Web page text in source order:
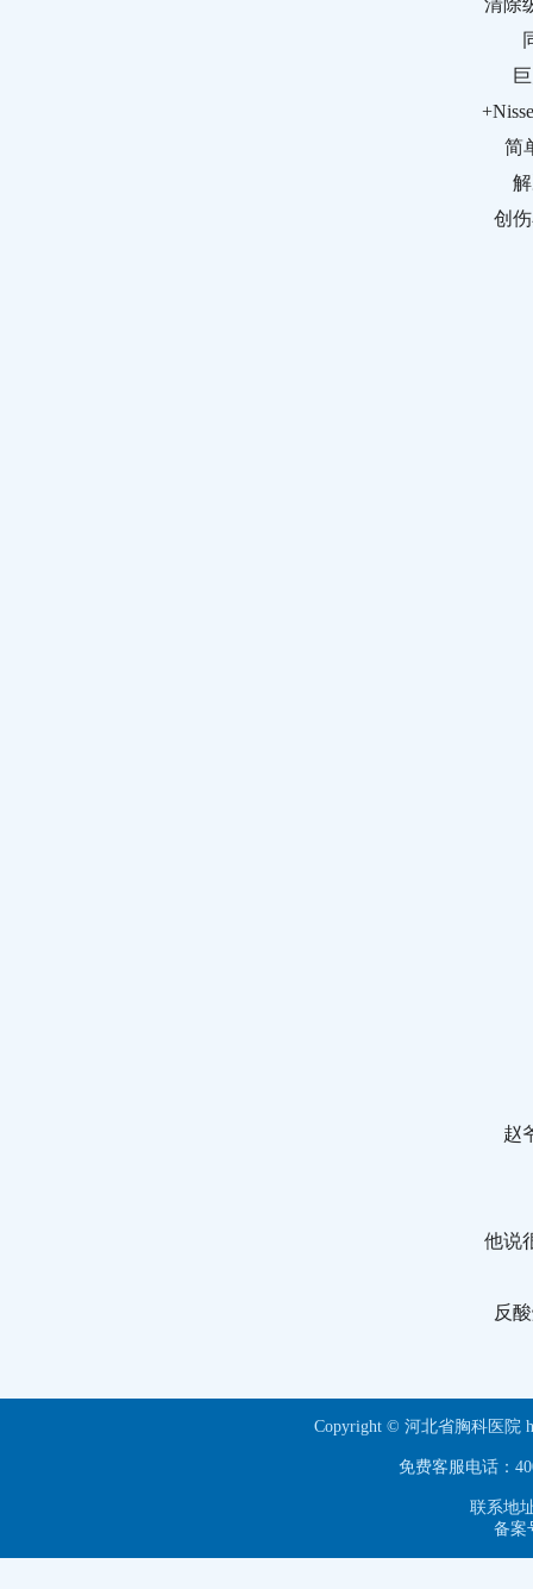
简
创
赵
他说
反
Copyright © 河北省胸科医院
免费客服电话：
联系地
备案